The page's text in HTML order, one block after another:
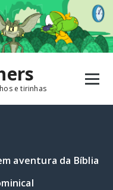
e tirinhas
aventura da Bíblia